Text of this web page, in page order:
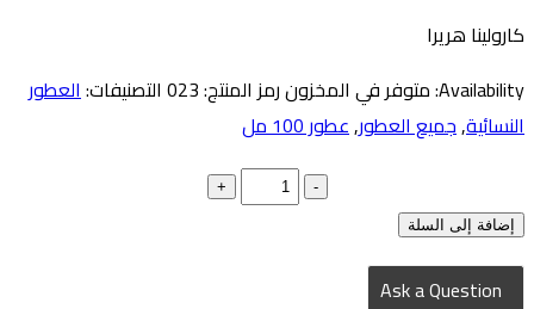
كارولينا هريرا
Availability: متوفر في المخزونرمز المنتج:023 التصنيفات:العطور
النسائية,جميع العطور,عطور 100 مل
-
+
إضافة إلى السلة
Ask a Question